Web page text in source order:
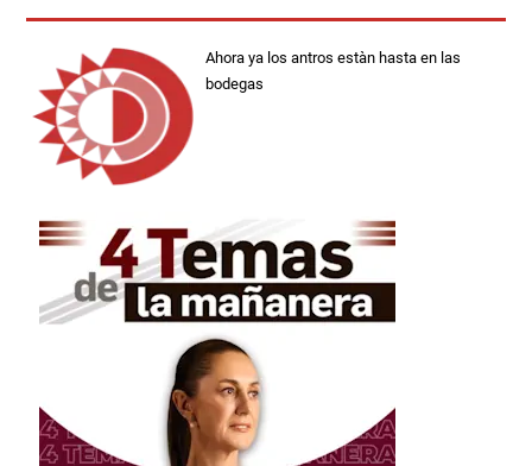
Ahora ya los antros estàn hasta en las
bodegas